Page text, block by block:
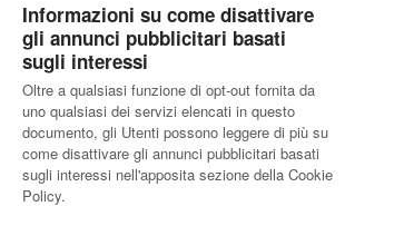
Informazioni su come disattivare
gli annunci pubblicitari basati
sugli interessi
Oltre a qualsiasi funzione di opt-out fornita da
uno qualsiasi dei servizi elencati in questo
documento, gli Utenti possono leggere di più su
come disattivare gli annunci pubblicitari basati
sugli interessi nell'apposita sezione della Cookie
Policy.